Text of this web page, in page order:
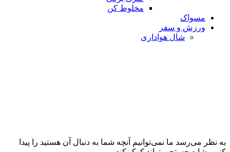
مخلوط کن
مسواک
ورزش و سفر
شال هواداری
به نظر می‌رسد ما نمی‌توانیم آنچه شما به دنبال آن هستید را پیدا